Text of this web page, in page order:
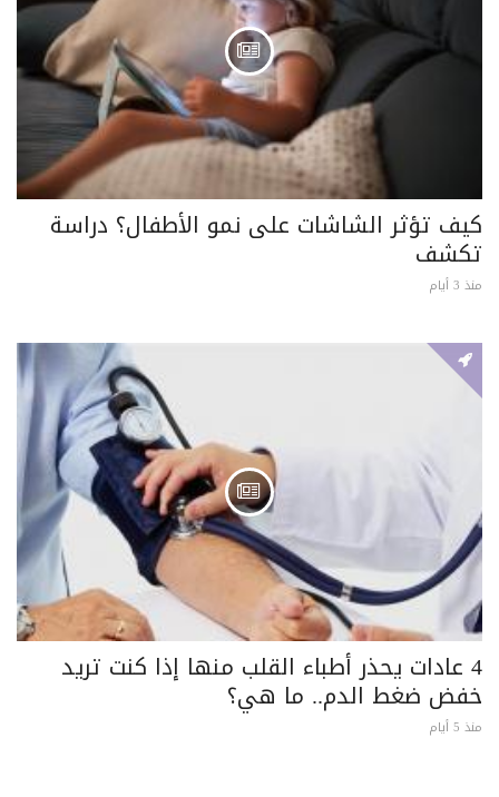
كيف تؤثر الشاشات على نمو الأطفال؟ دراسة
تكشف
منذ 3 أيام
4 عادات يحذر أطباء القلب منها إذا كنت تريد
خفض ضغط الدم.. ما هي؟
منذ 5 أيام